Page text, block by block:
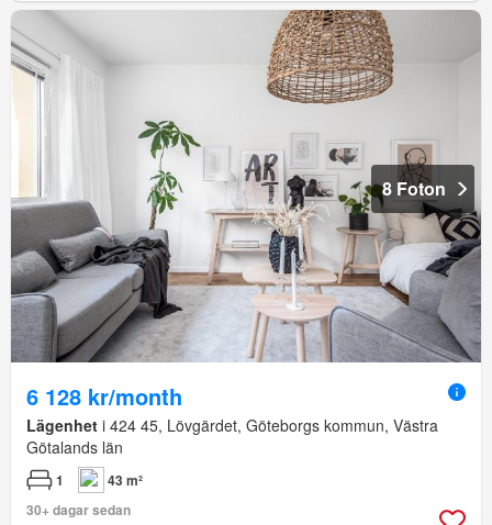
8 Foton
6 128 kr/month
Lägenhet i 424 45, Lövgärdet, Göteborgs kommun, Västra
Götalands län
1
43 m²
30+ dagar sedan